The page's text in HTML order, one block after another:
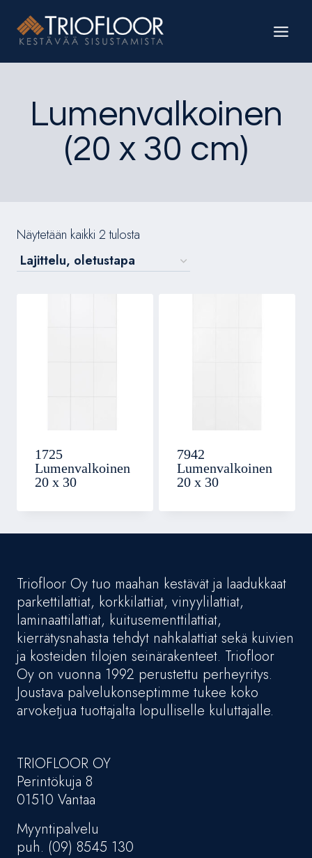
sisältöön
Lumenvalkoinen
(20 x 30 cm)
Näytetään kaikki 2 tulosta
1725
Lumenvalkoinen
20 x 30
7942
Lumenvalkoinen
20 x 30
Triofloor Oy tuo maahan kestävät ja laadukkaat
parkettilattiat, korkkilattiat, vinyylilattiat,
laminaattilattiat, kuitusementtilattiat,
kierrätysnahasta tehdyt nahkalattiat sekä kuivien
ja kosteiden tilojen seinärakenteet. Triofloor
Oy on vuonna 1992 perustettu perheyritys.
Joustava palvelukonseptimme tukee koko
arvoketjua tuottajalta lopulliselle kuluttajalle.
TRIOFLOOR OY
Perintökuja 8
01510 Vantaa
Myyntipalvelu
puh. (09) 8545 130